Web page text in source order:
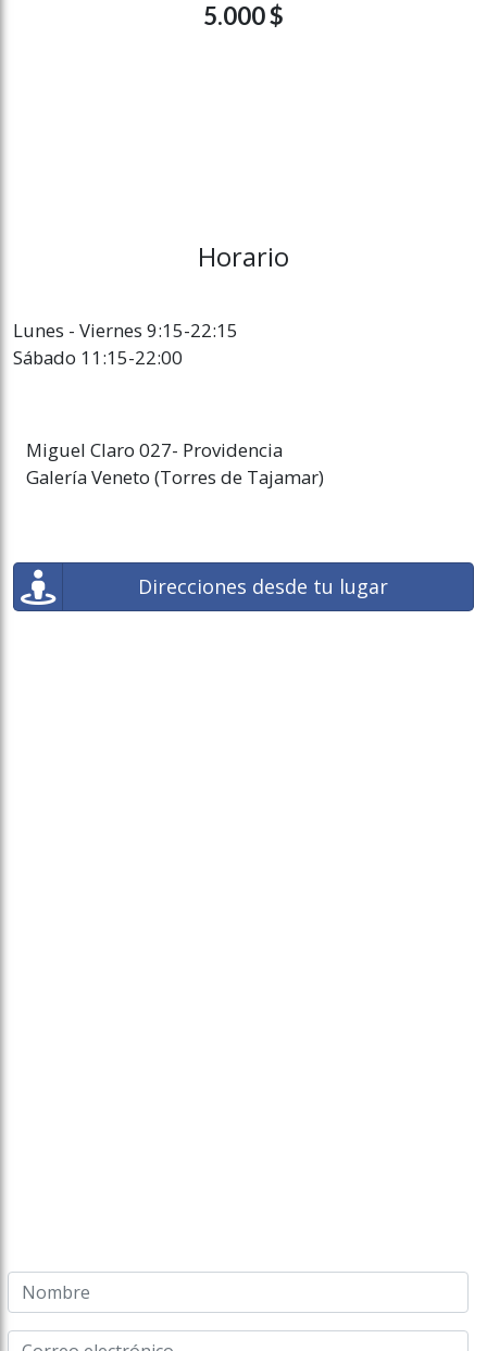
5.000 $
Horario
Lunes - Viernes 9:15-22:15
Sábado 11:15-22:00
Miguel Claro 027- Providencia
Galería Veneto (Torres de Tajamar)
Direcciones desde tu lugar